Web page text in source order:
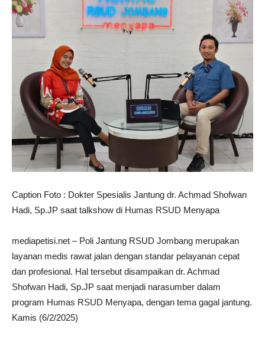
Caption Foto : Dokter Spesialis Jantung dr. Achmad Shofwan
Hadi, Sp.JP saat talkshow di Humas RSUD Menyapa
mediapetisi.net – Poli Jantung RSUD Jombang merupakan
layanan medis rawat jalan dengan standar pelayanan cepat
dan profesional. Hal tersebut disampaikan dr. Achmad
Shofwan Hadi, Sp.JP saat menjadi narasumber dalam
program Humas RSUD Menyapa, dengan tema gagal jantung.
Kamis (6/2/2025)